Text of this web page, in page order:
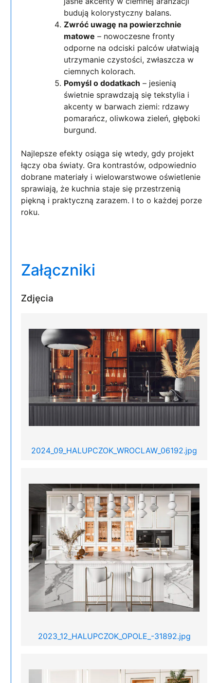
budują kolorystyczny balans.
Zwróć uwagę na powierzchnie
matowe – nowoczesne fronty
odporne na odciski palców ułatwiają
utrzymanie czystości, zwłaszcza w
ciemnych kolorach.
Pomyśl o dodatkach – jesienią
świetnie sprawdzają się tekstylia i
akcenty w barwach ziemi: rdzawy
pomarańcz, oliwkowa zieleń, głęboki
burgund.
Najlepsze efekty osiąga się wtedy, gdy projekt
łączy oba światy. Gra kontrastów, odpowiednio
dobrane materiały i wielowarstwowe oświetlenie
sprawiają, że kuchnia staje się przestrzenią
piękną i praktyczną zarazem. I to o każdej porze
roku.
Załączniki
Zdjęcia
2024_09_HALUPCZOK_WROCLAW_06192.jpg
2023_12_HALUPCZOK_OPOLE_-31892.jpg